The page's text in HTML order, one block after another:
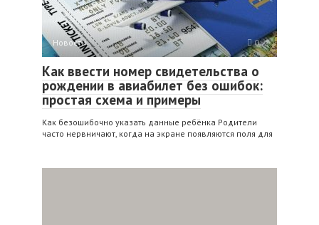
Новости 0
Как ввести номер свидетельства о
рождении в авиабилет без ошибок:
простая схема и примеры
Как безошибочно указать данные ребёнка Родители
часто нервничают, когда на экране появляются поля для